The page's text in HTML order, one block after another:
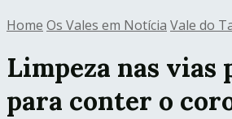
Home Os Vales em Notícia Vale do
Limpeza nas vias
para conter o